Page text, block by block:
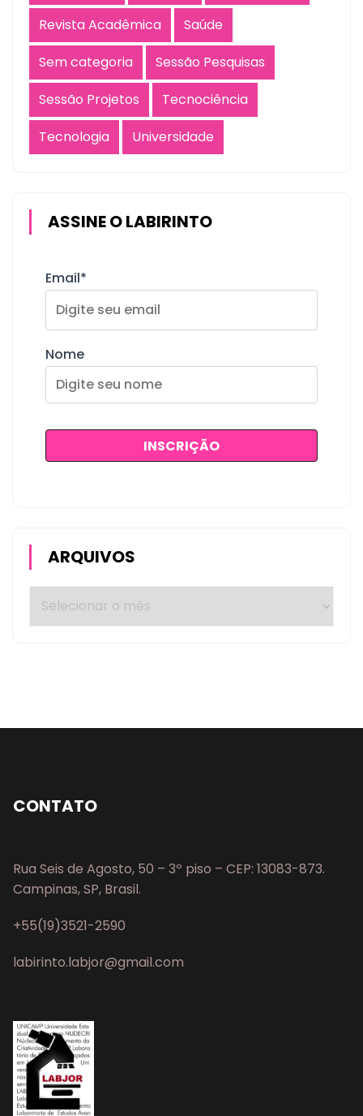
Revista Acadêmica
Saúde
Sem categoria
Sessão Pesquisas
Sessão Projetos
Tecnociência
Tecnologia
Universidade
ASSINE O LABIRINTO
Email*
Nome
ARQUIVOS
CONTATO
Rua Seis de Agosto, 50 – 3º piso – CEP: 13083-873.
Campinas, SP, Brasil.
+55(19)3521-2590
labirinto.labjor@gmail.com